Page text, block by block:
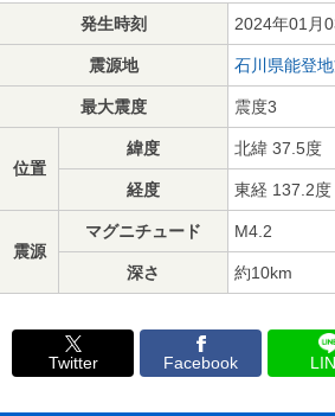
発生時刻 2024年01月
震源地 石川県能登
最大震度 震度3
位置
緯度 北緯 37.5度
経度 東経 137.2度
震源
マグニチュード M4.2
深さ 約10km
Twitter Facebook